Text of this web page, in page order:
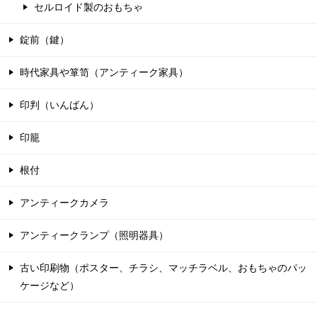
セルロイド製のおもちゃ
錠前（鍵）
時代家具や箪笥（アンティーク家具）
印判（いんばん）
印籠
根付
アンティークカメラ
アンティークランプ（照明器具）
古い印刷物（ポスター、チラシ、マッチラベル、おもちゃのパッ
ケージなど）